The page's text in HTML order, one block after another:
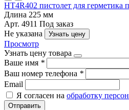
HT4R402 пистолет для
Длина 225 мм
Арт. 4911 Под заказ
Не указана
Узнать цену
Просмотр
Узнать цену товара
Ваше имя *
Ваш номер телефона *
Email
Я согласен на обработку
Отправить